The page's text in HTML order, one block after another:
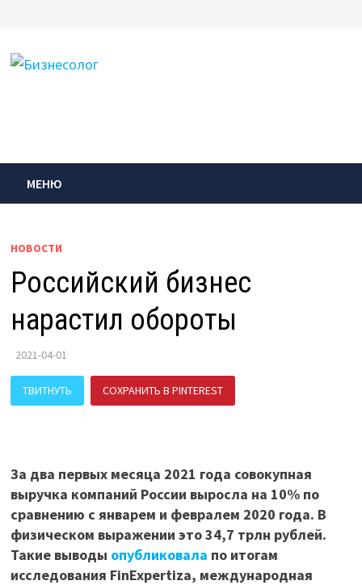
содержимому
МЕНЮ
НОВОСТИ
Российский бизнес
нарастил обороты
2021-04-01
ТВИТНУТЬ СОХРАНИТЬ В PINTEREST
За два первых месяца 2021 года совокупная
выручка компаний России выросла на 10% по
сравнению с январем и февралем 2020 года. В
физическом выражении это 34,7 трлн рублей.
Такие выводы опубликовала по итогам
исследования FinExpertiza, международная